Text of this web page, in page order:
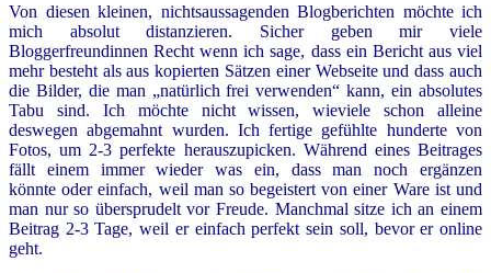
Von diesen kleinen, nichtsaussagenden Blogberichten möchte ich
mich absolut distanzieren. Sicher geben mir viele
Bloggerfreundinnen Recht wenn ich sage, dass ein Bericht aus viel
mehr besteht als aus kopierten Sätzen einer Webseite und dass auch
die Bilder, die man „natürlich frei verwenden“ kann, ein absolutes
Tabu sind. Ich möchte nicht wissen, wieviele schon alleine
deswegen abgemahnt wurden. Ich fertige gefühlte hunderte von
Fotos, um 2-3 perfekte herauszupicken. Während eines Beitrages
fällt einem immer wieder was ein, dass man noch ergänzen
könnte oder einfach, weil man so begeistert von einer Ware ist und
man nur so übersprudelt vor Freude. Manchmal sitze ich an einem
Beitrag 2-3 Tage, weil er einfach perfekt sein soll, bevor er online
geht.